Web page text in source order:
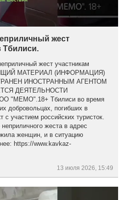
жест
Тбилиси.
жест участникам
МАТЕРИАЛ (ИНФОРМАЦИЯ)
ИНОСТРАННЫМ АГЕНТОМ
ДЕЯТЕЛЬНОСТИ
"МЕМО".18+ Тбилиси во время
добровольцах, погибших в
с участием российских туристок.
жеста в адрес
женщин, и в ситуацию
https://www.kavkaz-
13 июля 2026, 15:49